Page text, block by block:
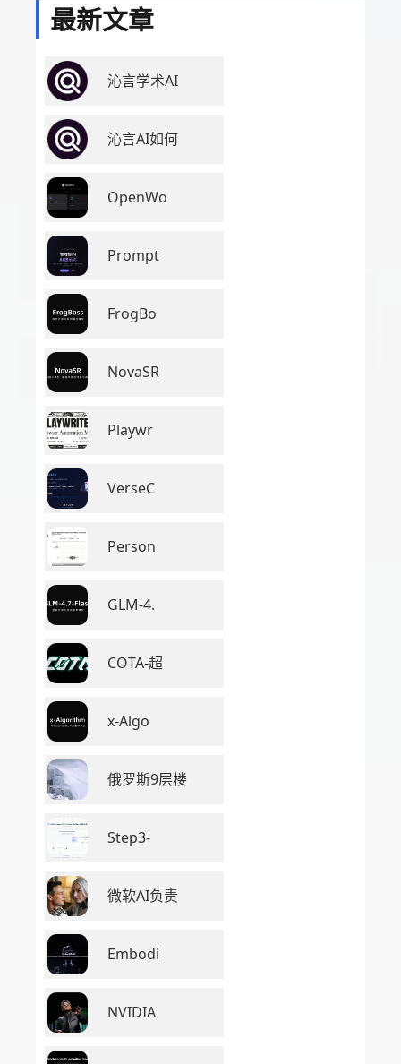
最新文章
沁言学术AI
沁言AI如何
OpenWo
Prompt
FrogBo
NovaSR
Playwr
VerseC
Person
GLM-4.
COTA-超
x-Algo
俄罗斯9层楼
Step3-
微软AI负责
Embodi
NVIDIA